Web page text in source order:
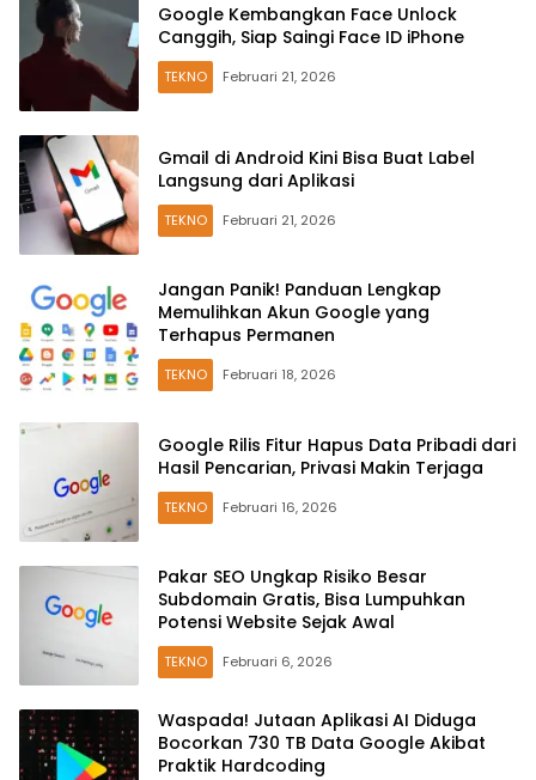
Google Kembangkan Face Unlock
Canggih, Siap Saingi Face ID iPhone
TEKNO Februari 21, 2026
Gmail di Android Kini Bisa Buat Label
Langsung dari Aplikasi
TEKNO Februari 21, 2026
Jangan Panik! Panduan Lengkap
Memulihkan Akun Google yang
Terhapus Permanen
TEKNO Februari 18, 2026
Google Rilis Fitur Hapus Data Pribadi dari
Hasil Pencarian, Privasi Makin Terjaga
TEKNO Februari 16, 2026
Pakar SEO Ungkap Risiko Besar
Subdomain Gratis, Bisa Lumpuhkan
Potensi Website Sejak Awal
TEKNO Februari 6, 2026
Waspada! Jutaan Aplikasi AI Diduga
Bocorkan 730 TB Data Google Akibat
Praktik Hardcoding